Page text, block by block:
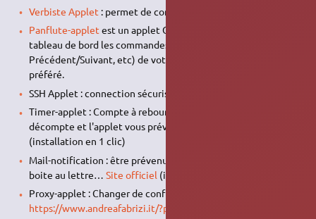
Verbiste Applet : permet de conjuguer facilement un verbe.
Panflute-applet est un applet Gnome ajoutant à votre
tableau de bord les commandes de base (Lecture/Pause,
Précédent/Suivant, etc) de votre lecteur de musique
préféré.
SSH Applet : connection sécurisé au travers d'un réseau…
Timer-applet : Compte à rebours. Rajouter rapidement un
décompte et l'applet vous préviendra.
(installation en 1 clic)
Mail-notification : être prévenu de l'arrivée d'un mail dans sa
boite au lettre… Site officiel (installation en 1 clic)
Proxy-applet : Changer de configuration de proxy.
https://www.andreafabrizi.it/?proxyapplet